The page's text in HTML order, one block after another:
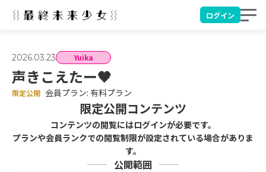
ログイン
2026.03.23 Yuika
声きこえたー🖤
限定公開 会員プラン: 有料プラン
限定公開コンテンツ
コンテンツの閲覧にはログインが必要です。
プランや会員ランクでの閲覧制限が設定されている場合がありま
す。
公開範囲